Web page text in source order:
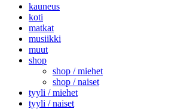
kauneus
koti
matkat
musiikki
muut
shop
shop / miehet
shop / naiset
tyyli / miehet
tyyli / naiset